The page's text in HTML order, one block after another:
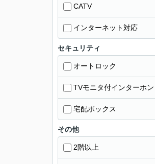
CATV
インターネット対応
セキュリティ
オートロック
TVモニタ付インターホン
宅配ボックス
その他
2階以上